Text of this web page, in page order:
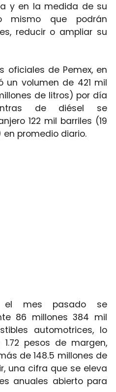
y en la medida de su
mismo que podrán
reducir o ampliar su
oficiales de Pemex, en
un volumen de 421 mil
de litros) por día
de diésel se
122 mil barriles (19
promedio diario.
el mes pasado se
86 millones 384 mil
automotrices, lo
pesos de margen,
de 148.5 millones de
una cifra que se eleva
anuales abierto para